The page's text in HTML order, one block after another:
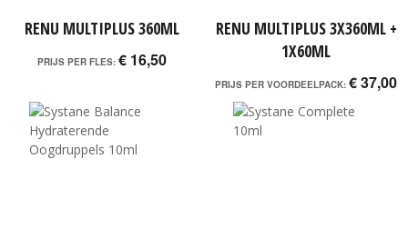
RENU MULTIPLUS 360ML
PRIJS PER FLES: € 16,50
RENU MULTIPLUS 3X360ML +
1X60ML
PRIJS PER VOORDEELPACK: € 37,00